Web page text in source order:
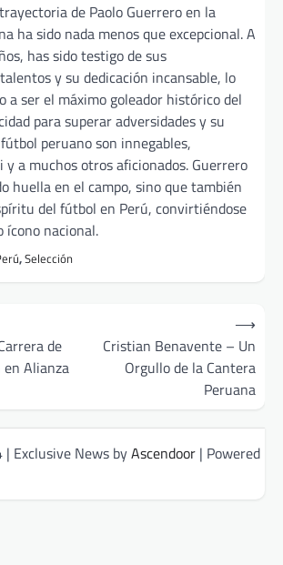
de Paolo Guerrero en la
ha sido nada menos que excepcional. A
has sido testigo de sus
y su dedicación incansable, lo
a ser el máximo goleador histórico del
para superar adversidades y su
peruano son innegables,
a muchos otros aficionados. Guerrero
huella en el campo, sino que también
del fútbol en Perú, convirtiéndose
ícono nacional.
,Selección
de
en Alianza
Cristian Benavente – Un
Orgullo de la Cantera
Peruana
⟶
Exclusive News byAscendoor | Powered